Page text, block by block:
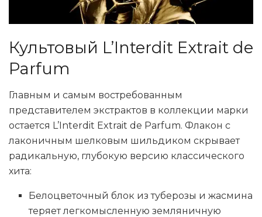
Культовый L’Interdit Extrait de
Parfum
Главным и самым востребованным
представителем экстрактов в коллекции марки
остается L’Interdit Extrait de Parfum. Флакон с
лаконичным шелковым шильдиком скрывает
радикальную, глубокую версию классического
хита:
Белоцветочный блок из туберозы и жасмина
теряет легкомысленную земляничную